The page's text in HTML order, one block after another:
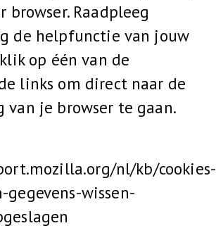
browser. Raadpleeg
de helpfunctie van jouw
op één van de
links om direct naar de
van je browser te gaan.
nl/kb/cookies-
wissen-